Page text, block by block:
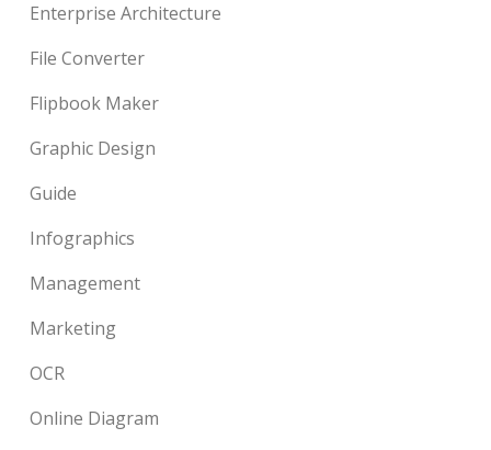
Enterprise Architecture
File Converter
Flipbook Maker
Graphic Design
Guide
Infographics
Management
Marketing
OCR
Online Diagram